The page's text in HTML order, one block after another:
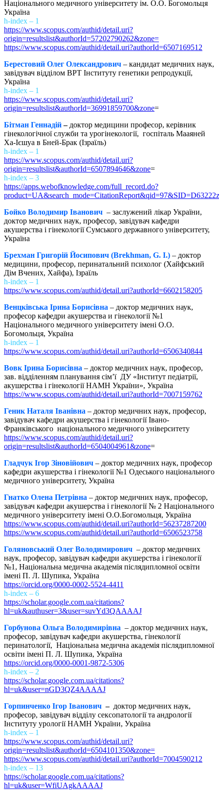
Національного медичного університету ім. О.О. Богомольця
Україна
h-index – 1
https://www.scopus.com/authid/detail.uri?
origin=resultslist&authorId=57202790262&zone=
https://www.scopus.com/authid/detail.uri?authorId=6507169512
Берестовий Олег Олександрович – кандидат медичних наук,
завідувач відділом ВРТ Інституту генетики репродукції,
Україна
h-index – 1
https://www.scopus.com/authid/detail.uri?
origin=resultslist&authorId=36991859700&zone=
Бітман Геннадій– доктор медицини професор, керівник
гінекологічної служби та урогінекології, госпіталь Мааяней
Ха-Ієшуа в Бней-Брак (Ізраїль)
h-index – 1
https://www.scopus.com/authid/detail.uri?
origin=resultslist&authorId=6507894646&zone=
h-index – 3
https://apps.webofknowledge.com/full_record.do?
Бойко Володимир Іванович – заслужений лікар України,
доктор медичних наук, професор, завідувач кафедри
акушерства і гінекології Сумського державного університету,
Україна
Брехман Григорій Йосипович (Brekhman, G. I.) – доктор
медицини, професор, перинатальний психолог (Хайфський
Дім Вчених, Хайфа), Ізраїль
h-index – 1
https://www.scopus.com/authid/detail.uri?authorId=6602158205
Венцківська Ірина Борисівна – доктор медичних наук,
професор кафедри акушерства и гінекології №1
Національного медичного університету імені О.О.
Богомольця, Україна
h-index – 1
https://www.scopus.com/authid/detail.uri?authorId=6506340844
Вовк Ірина Борисівна – доктор медичних наук, професор,
зав. відділенням планування сім’ї ДУ «Інститут педіатрії,
акушерства і гінекології НАМН України», Україна
https://www.scopus.com/authid/detail.uri?authorId=7007159762
Геник Наталя Іванівна – доктор медичних наук, професор,
завідувач кафедри акушерства і гінекології Івано-
Франківського національного медичного університету
https://www.scopus.com/authid/detail.uri?
origin=resultslist&authorId=6504004961&zone=
Гладчук Ігор Зіновійович – доктор медичних наук, професор
кафедри акушерства і гінекології №1 Одеського національного
медичного університету, Україна
Гнатко Олена Петрівна – доктор медичних наук, професор,
завідувач кафедри акушерства і гінекології № 2 Національного
медичного університету імені О.О.Богомольця, Україна
https://www.scopus.com/authid/detail.uri?authorId=56237287200
https://www.scopus.com/authid/detail.uri?authorId=6506523758
Голяновський Олег Володимирович – доктор медичних
наук, професор, завідувач кафедри акушерства і гінекології
№1, Національна медична академія післядипломної освіти
імені П. Л. Шупика, Україна
https://orcid.org/0000-0002-5524-4411
h-index – 6
https://scholar.google.com.ua/citations?
hl=uk&authuser=3&user=suvYd3QAAAAJ
Горбунова Ольга Володимирівна – доктор медичних наук,
професор, завідувач кафедри акушерства, гінекології
перинатології, Національна медична академія післядипломної
освіти імені П. Л. Шупика, Україна
https://orcid.org/0000-0001-9872-5306
h-index – 2
https://scholar.google.com.ua/citations?
hl=uk&user=nGD3QZ4AAAAJ
Горпинченко Ігор Іванович – доктор медичних наук,
професор, завідувач відділу сексопатології та андрології
Інституту урології НАМН України, Україна
h-index – 1
https://www.scopus.com/authid/detail.uri?
origin=resultslist&authorId=6504101350&zone=
https://www.scopus.com/authid/detail.uri?authorId=7004590212
h-index – 13
https://scholar.google.com.ua/citations?
hl=uk&user=WfiUAgkAAAAJ